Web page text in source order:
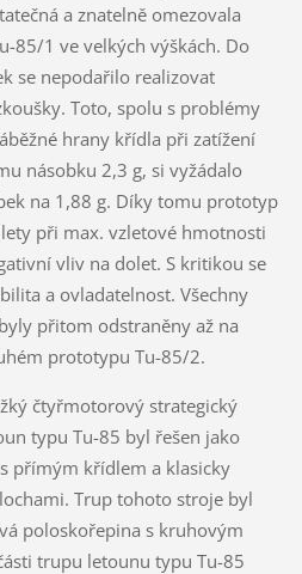
a znatelně omezovala
85/1 ve velkých výškách. Do
se nepodařilo realizovat
Toto, spolu s problémy
hrany křídla při zatížení
násobku 2,3 g, si vyžádalo
na 1,88 g. Díky tomu prototyp
při max. vzletové hmotnosti
vliv na dolet. S kritikou se
a ovladatelnost. Všechny
přitom odstraněny až na
prototypu Tu-85/2.
čtyřmotorový strategický
typu Tu-85 byl řešen jako
přímým křídlem a klasicky
Trup tohoto stroje byl
poloskořepina s kruhovým
trupu letounu typu Tu-85